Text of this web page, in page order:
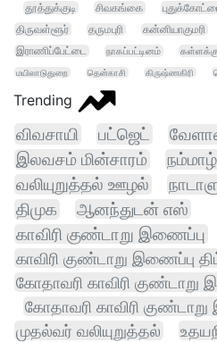
தூத்துக்குடி
சிவகங்கை
திருவள்ளூர்
தருமபுரி கன்னியாகுமரி
இராணிப்பேட்டை
நாகப்பட்டினம்
மயிலாடுதுறை தென்காசி கிருஷ்ணகிரி
Trending
விவசாயி பட்ஜெட்
இலவசம் மின்சாரம்
வலியுறுத்தல் ஊழல்
திமுக
ஆனந்துடன் எஸ்
காவிரி குண்டாறு இணைப்பு
காவிரி குண்டாறு இணைப்பு
கோதாவரி காவிரி குண்டாறு
கோதாவரி காவிரி
முதல்வர் வலியுறுத்தல்